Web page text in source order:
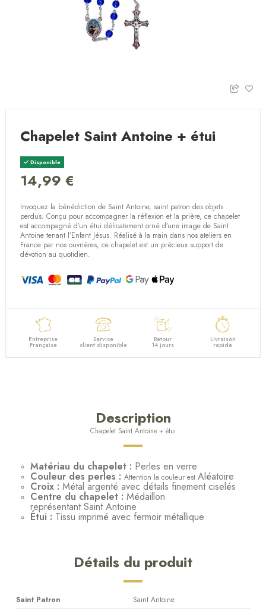
Chapelet Saint Antoine + étui
Disponible
14,99 €
Invoquez la bénédiction de Saint Antoine, saint patron des objets
perdus. Conçu pour accompagner la réflexion et la prière, ce chapelet
est accompagné d’un étui délicatement orné d’une image de Saint
Antoine tenant l’Enfant Jésus. Réalisé à la main dans nos ateliers en
France par nos ouvrières, ce chapelet est un précieux support de
dévotion au quotidien.
Entreprise
Française
Service
client disponible
Retour
14 jours
Livraison
rapide
Description
Chapelet Saint Antoine + étui
Matériau du chapelet : Perles en verre
Couleur des perles : Attention la couleur est Aléatoire
Croix : Métal argenté avec détails finement ciselés
Centre du chapelet : Médaillon
représentant Saint Antoine
Étui : Tissu imprimé avec fermoir métallique
Détails du produit
Saint Patron
Saint Antoine